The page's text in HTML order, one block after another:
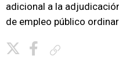
adicional a la
de empleo público